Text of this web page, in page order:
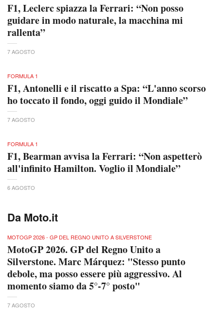
F1, Leclerc spiazza la Ferrari: “Non posso
guidare in modo naturale, la macchina mi
rallenta”
7 AGOSTO
FORMULA 1
F1, Antonelli e il riscatto a Spa: “L'anno scorso
ho toccato il fondo, oggi guido il Mondiale”
7 AGOSTO
FORMULA 1
F1, Bearman avvisa la Ferrari: “Non aspetterò
all'infinito Hamilton. Voglio il Mondiale”
6 AGOSTO
Da Moto.it
MOTOGP 2026 - GP DEL REGNO UNITO A SILVERSTONE
MotoGP 2026. GP del Regno Unito a
Silverstone. Marc Márquez: "Stesso punto
debole, ma posso essere più aggressivo. Al
momento siamo da 5°-7° posto"
7 AGOSTO